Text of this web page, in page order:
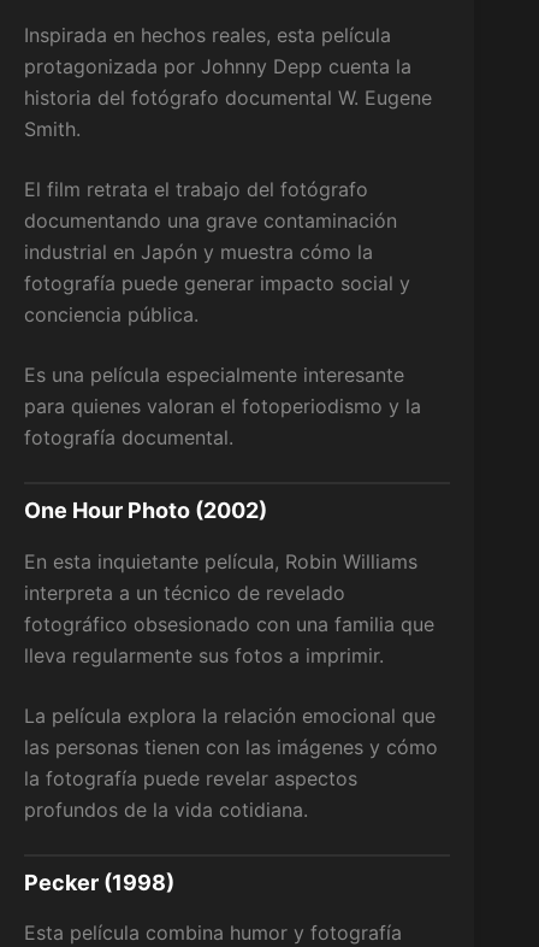
Inspirada en hechos reales, esta película
protagonizada por Johnny Depp cuenta la
historia del fotógrafo documental W. Eugene
Smith.
El film retrata el trabajo del fotógrafo
documentando una grave contaminación
industrial en Japón y muestra cómo la
fotografía puede generar impacto social y
conciencia pública.
Es una película especialmente interesante
para quienes valoran el fotoperiodismo y la
fotografía documental.
One Hour Photo (2002)
En esta inquietante película, Robin Williams
interpreta a un técnico de revelado
fotográfico obsesionado con una familia que
lleva regularmente sus fotos a imprimir.
La película explora la relación emocional que
las personas tienen con las imágenes y cómo
la fotografía puede revelar aspectos
profundos de la vida cotidiana.
Pecker (1998)
Esta película combina humor y fotografía